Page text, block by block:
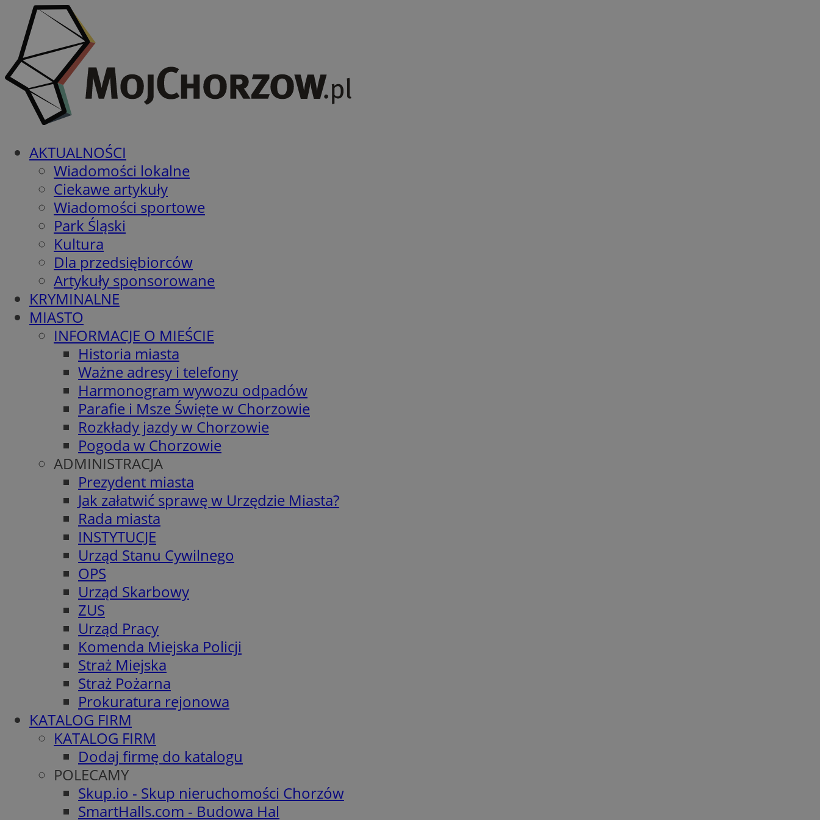
AKTUALNOŚCI
Wiadomości lokalne
Ciekawe artykuły
Wiadomości sportowe
Park Śląski
Kultura
Dla przedsiębiorców
Artykuły sponsorowane
KRYMINALNE
MIASTO
INFORMACJE O MIEŚCIE
Historia miasta
Ważne adresy i telefony
Harmonogram wywozu odpadów
Parafie i Msze Święte w Chorzowie
Rozkłady jazdy w Chorzowie
Pogoda w Chorzowie
ADMINISTRACJA
Prezydent miasta
Jak załatwić sprawę w Urzędzie Miasta?
Rada miasta
INSTYTUCJE
Urząd Stanu Cywilnego
OPS
Urząd Skarbowy
ZUS
Urząd Pracy
Komenda Miejska Policji
Straż Miejska
Straż Pożarna
Prokuratura rejonowa
KATALOG FIRM
KATALOG FIRM
Dodaj firmę do katalogu
POLECAMY
Skup.io - Skup nieruchomości Chorzów
SmartHalls.com - Budowa Hal